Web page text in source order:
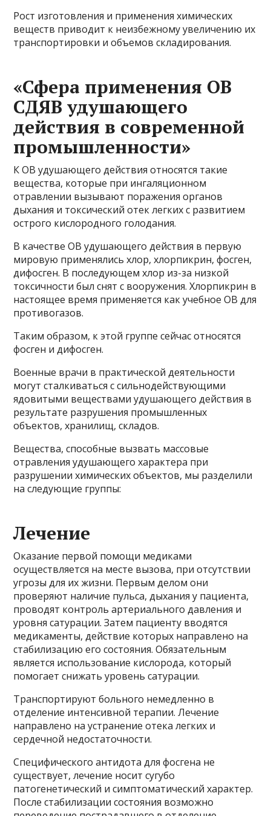
Рост изготовления и применения химических
веществ приводит к неизбежному увеличению их
транспортировки и объемов складирования.
«Сфера применения ОВ
СДЯВ удушающего
действия в современной
промышленности»
К ОВ удушающего действия относятся такие
вещества, которые при ингаляционном
отравлении вызывают поражения органов
дыхания и токсический отек легких с развитием
острого кислородного голодания.
В качестве ОВ удушающего действия в первую
мировую применялись хлор, хлорпикрин, фосген,
дифосген. В последующем хлор из-за низкой
токсичности был снят с вооружения. Хлорпикрин в
настоящее время применяется как учебное ОВ для
противогазов.
Таким образом, к этой группе сейчас относятся
фосген и дифосген.
Военные врачи в практической деятельности
могут сталкиваться с сильнодействующими
ядовитыми веществами удушающего действия в
результате разрушения промышленных
объектов, хранилищ, складов.
Вещества, способные вызвать массовые
отравления удушающего характера при
разрушении химических объектов, мы разделили
на следующие группы:
Лечение
Оказание первой помощи медиками
осуществляется на месте вызова, при отсутствии
угрозы для их жизни. Первым делом они
проверяют наличие пульса, дыхания у пациента,
проводят контроль артериального давления и
уровня сатурации. Затем пациенту вводятся
медикаменты, действие которых направлено на
стабилизацию его состояния. Обязательным
является использование кислорода, который
помогает снижать уровень сатурации.
Транспортируют больного немедленно в
отделение интенсивной терапии. Лечение
направлено на устранение отека легких и
сердечной недостаточности.
Специфического антидота для фосгена не
существует, лечение носит сугубо
патогенетический и симптоматический характер.
После стабилизации состояния возможно